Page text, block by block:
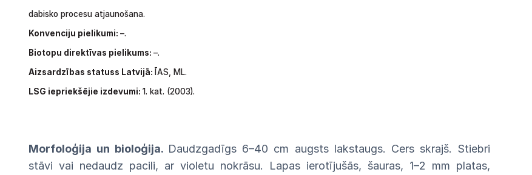
dabisko procesu atjaunošana.
Konvenciju pielikumi: –.
Biotopu direktīvas pielikums: –.
Aizsardzības statuss Latvijā: ĪAS,
ML.
LSG iepriekšējie izdevumi: 1. kat. (2003).
Morfoloģija un bioloģija. Daudzgadīgs 6–40 cm augsts lakstaugs. Cers skrajš. Stiebri
stāvi vai nedaudz pacili, ar violetu nokrāsu. Lapas ierotījušās, šauras, 1–2 mm platas,